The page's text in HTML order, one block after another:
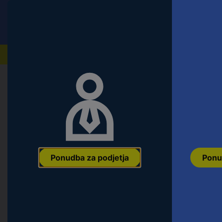
Ponudba za podjetja
Orodje & Delavnica Material za pritrditev
TOOLCRAFT 138440 zobata
6798 vzmetno jeklo 250 kos
4053199222117 Koda proizvajalca:138440 Št. izdelka: